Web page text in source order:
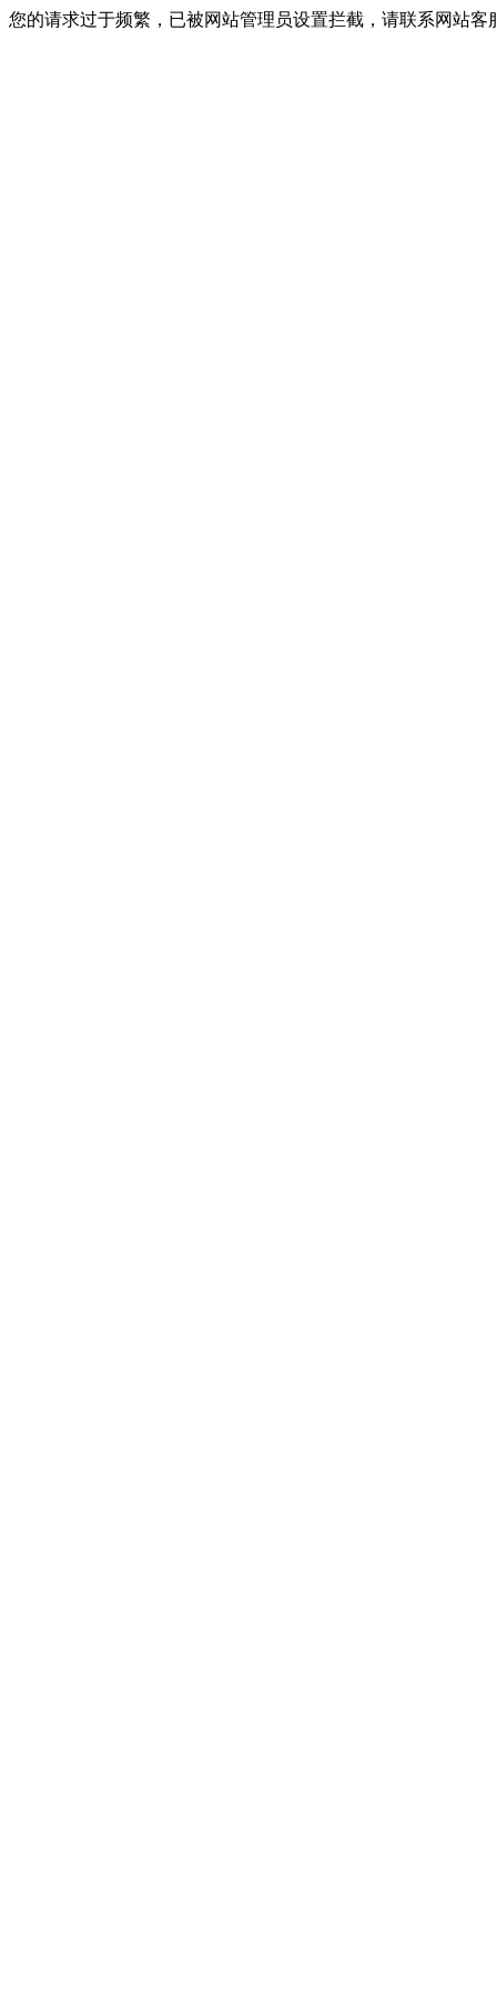
您的请求过于频繁，已被网站管理员设置拦截，请联系网站客